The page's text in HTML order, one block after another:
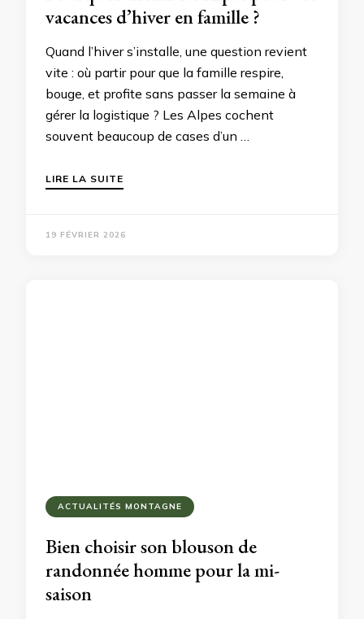
vacances d’hiver en famille ?
Quand l’hiver s’installe, une question revient
vite : où partir pour que la famille respire,
bouge, et profite sans passer la semaine à
gérer la logistique ? Les Alpes cochent
souvent beaucoup de cases d’un …
LIRE LA SUITE
19 FÉVRIER 2026
ACTUALITÉS MONTAGNE
Bien choisir son blouson de
randonnée homme pour la mi-
saison